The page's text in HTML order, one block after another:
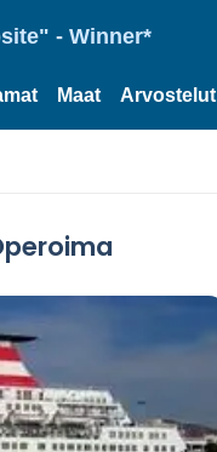
- Winner*
Maat Arvostelut